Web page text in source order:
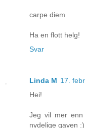
carpe diem
Ha en flott helg!
Svar
Linda M 17.
Hei!
Jeg vil mer
nydelige gaven :)